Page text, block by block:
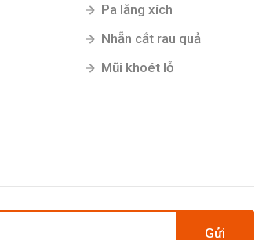
Pa lăng xích
Nhẵn cắt rau quả
Mũi khoét lỗ
Gửi